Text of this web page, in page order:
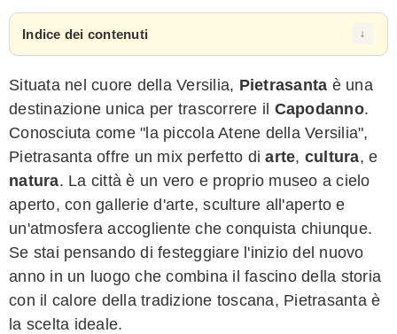
Indice dei contenuti
Situata nel cuore della Versilia, Pietrasanta è una
destinazione unica per trascorrere il Capodanno.
Conosciuta come "la piccola Atene della Versilia",
Pietrasanta offre un mix perfetto diarte, cultura, e
natura. La città è un vero e proprio museo a cielo
aperto, con gallerie d'arte, sculture all'aperto e
un'atmosfera accogliente che conquista chiunque.
Se stai pensando di festeggiare l'inizio del nuovo
anno in un luogo che combina il fascino della storia
con il calore della tradizione toscana, Pietrasanta è
la scelta ideale.